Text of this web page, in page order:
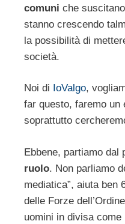
comuni che
stanno crescendo
la possibilità di
società.
Noi di IoValgo,
far questo, faremo un
soprattutto
Ebbene, partiamo dal
ruolo. Non parliamo
mediatica”, aiuta ben
delle Forze
uomini in divisa